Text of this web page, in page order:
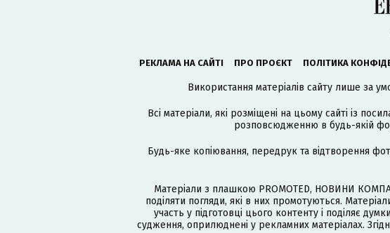
РЕКЛАМА НА САЙТІ ПРО ПРОЄКТ ПОЛІТИКА
Використання матеріалів сайту лише за
Всі матеріали, які розміщені на цьому сайті із
розповсюдженню в будь-якій
Будь-яке копіювання, передрук та відтворення
Матеріали з плашкою PROMOTED, НОВИНИ
поділяти погляди, які в них промотуються.
участь у підготовці цього контенту і поділяє
судження, оприлюднені у рекламних матеріалах.